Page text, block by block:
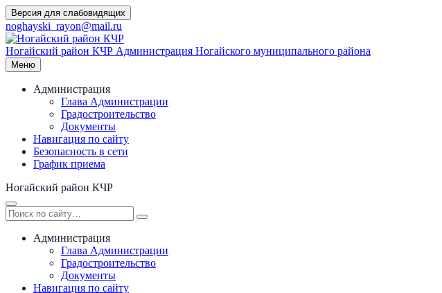
Перейти
к
содержимому
Версия для слабовидящих
noghayski_rayon@mail.ru
Ногайский район КЧР Администрация Ногайского муниципального района
Меню
Администрация
Глава Администрации
Градостроительство
Документы
Навигация по сайту
Безопасность в сети
График приема
Ногайский район КЧР
Администрация
Глава Администрации
Градостроительство
Документы
Навигация по сайту